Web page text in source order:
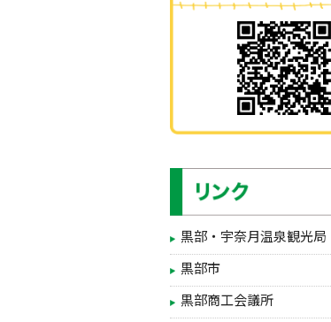
黒部・宇奈月温泉観光局
黒部市
黒部商工会議所